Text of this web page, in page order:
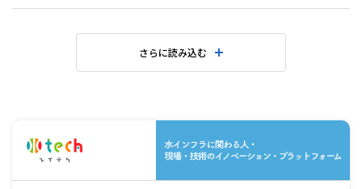
さらに読み込む